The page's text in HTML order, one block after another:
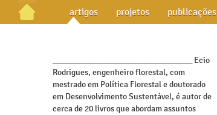
artigos projetos publicações
_________________________________ Ecio
Rodrigues, engenheiro florestal, com
mestrado em Política Florestal e doutorado
em Desenvolvimento Sustentável, é autor de
cerca de 20 livros que abordam assuntos